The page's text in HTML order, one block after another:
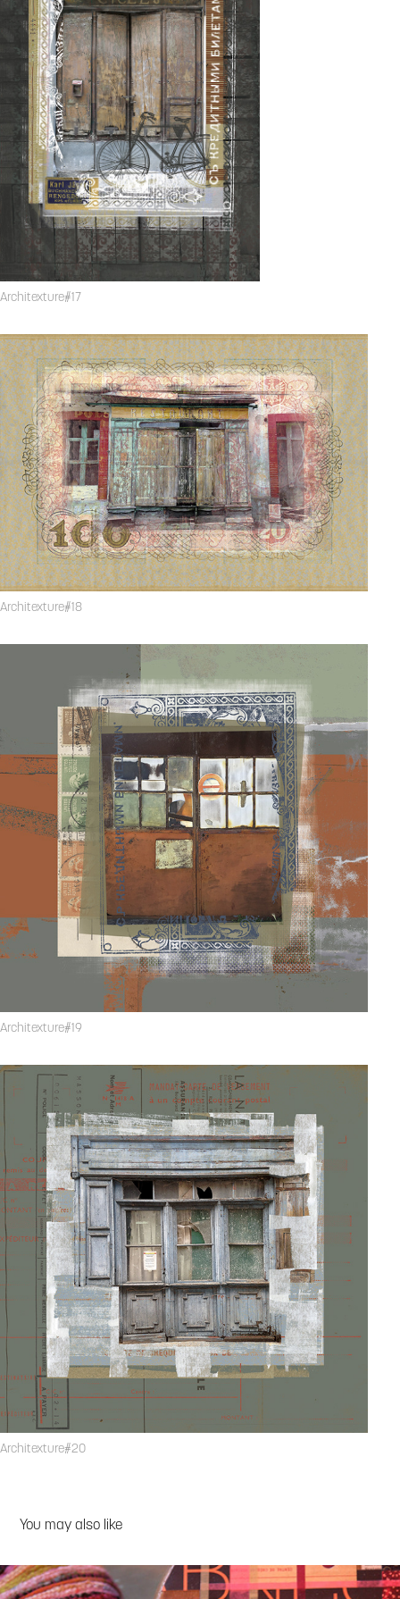
Architexture#17
Architexture#18
Architexture#19
Architexture#20
You may also like